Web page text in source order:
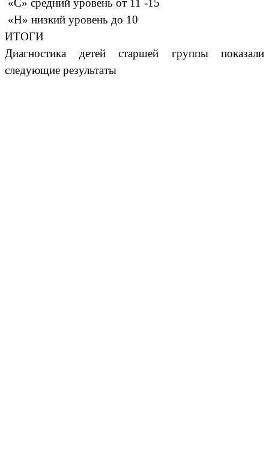
«С» средний уровень от 11 -15
«Н» низкий уровень до 10
ИТОГИ
Диагностика детей старшей группы показали
следующие результаты